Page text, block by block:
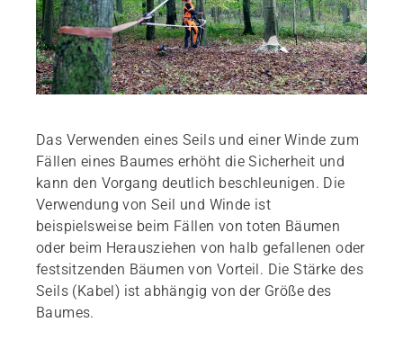
Das Verwenden eines Seils und einer Winde zum
Fällen eines Baumes erhöht die Sicherheit und
kann den Vorgang deutlich beschleunigen. Die
Verwendung von Seil und Winde ist
beispielsweise beim Fällen von toten Bäumen
oder beim Herausziehen von halb gefallenen oder
festsitzenden Bäumen von Vorteil. Die Stärke des
Seils (Kabel) ist abhängig von der Größe des
Baumes.